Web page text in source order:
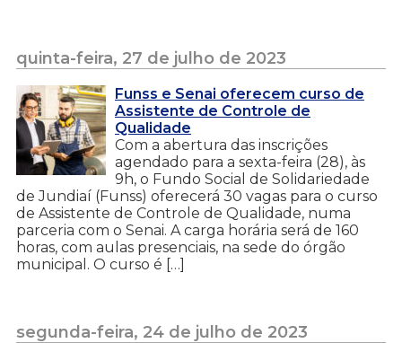
quinta-feira, 27 de julho de 2023
Funss e Senai oferecem curso de
Assistente de Controle de
Qualidade
Com a abertura das inscrições
agendado para a sexta-feira (28), às
9h, o Fundo Social de Solidariedade
de Jundiaí (Funss) oferecerá 30 vagas para o curso
de Assistente de Controle de Qualidade, numa
parceria com o Senai. A carga horária será de 160
horas, com aulas presenciais, na sede do órgão
municipal. O curso é […]
segunda-feira, 24 de julho de 2023